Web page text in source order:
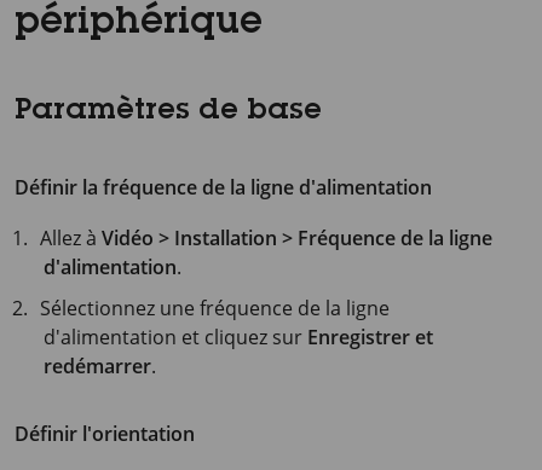
périphérique
Paramètres de base
Définir la fréquence de la ligne d'alimentation
Allez àVidéo > Installation > Fréquence de la ligne
d'alimentation.
Sélectionnez une fréquence de la ligne
d'alimentation et cliquez sur Enregistrer et
redémarrer.
Définir l'orientation